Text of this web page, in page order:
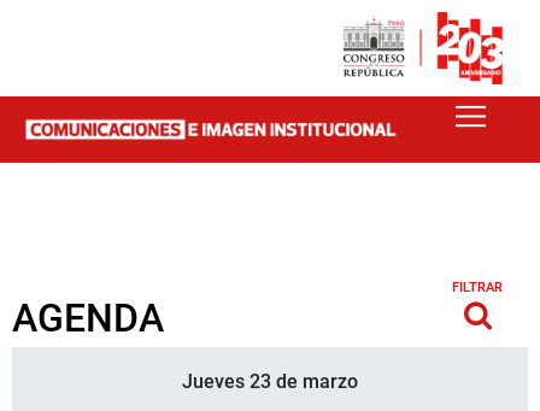
AGENDA
FILTRAR
Jueves 23 de marzo